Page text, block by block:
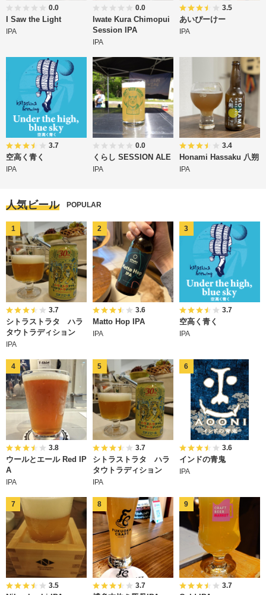
0.0
I Saw the Light
IPA
0.0
Iwate Kura Chimopui
Session IPA
IPA
3.5
あいぴーけー
IPA
3.7
空高く青く
IPA
0.0
くらし SESSION ALE
IPA
3.4
Honami Hassaku 八朔
IPA
人気ビール POPULAR
3.7
シトラストラタ ハラ
タウトラディション
IPA
3.6
Matto Hop IPA
IPA
3.7
空高く青く
IPA
3.8
ウールとエール Red IP
A
IPA
3.7
シトラストラタ ハラ
タウトラディション
IPA
3.6
インドの青鬼
IPA
3.5 3.7 3.7